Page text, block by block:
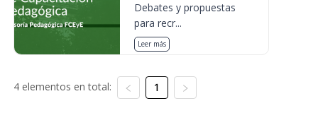
Debates y propuestas
para recr...
Leer más
4 elementos en total: 1